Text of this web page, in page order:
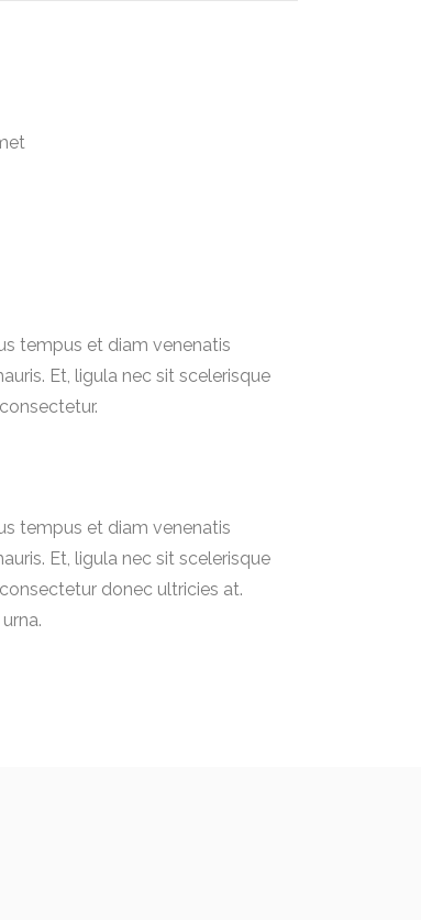
tempus et diam venenatis
Et, ligula nec sit scelerisque
tempus et diam venenatis
Et, ligula nec sit scelerisque
donec ultricies at.